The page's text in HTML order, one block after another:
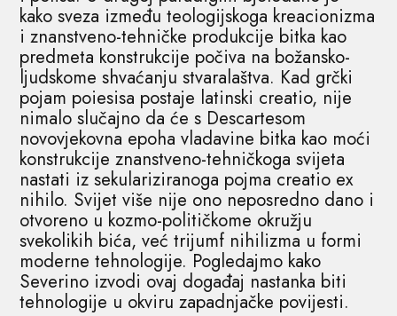
kako sveza između teologijskoga kreacionizma
i znanstveno-tehničke produkcije bitka kao
predmeta konstrukcije počiva na božansko-
ljudskome shvaćanju stvaralaštva. Kad grčki
pojam poiesisa postaje latinski creatio, nije
nimalo slučajno da će s Descartesom
novovjekovna epoha vladavine bitka kao moći
konstrukcije znanstveno-tehničkoga svijeta
nastati iz sekulariziranoga pojma creatio ex
nihilo. Svijet više nije ono neposredno dano i
otvoreno u kozmo-političkome okružju
svekolikih bića, već trijumf nihilizma u formi
moderne tehnologije. Pogledajmo kako
Severino izvodi ovaj događaj nastanka biti
tehnologije u okviru zapadnjačke povijesti.